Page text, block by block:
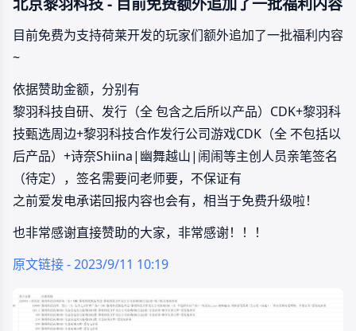
目前免费为支持荷莱开发的玩家们额外追加了一批福利内容
~
依据赞助金额，分别有
黎羽科技自研、发行（全 包含之后所以产品）CDK+黎羽科
技甄选周边+黎羽科技合作发行公司游戏CDK（全 不包括以
后产品）+诗奈Shiina|幽舞越山|闹闹等主创人员亲笔签名
（待定），签名需要问老师要，不保证有
之前爱发电承诺回报内容也会有，相当于免费升级啦！
也非常感谢直接赞助的大家，非常感谢！！！
原文链接 - 2023/9/11 10:19